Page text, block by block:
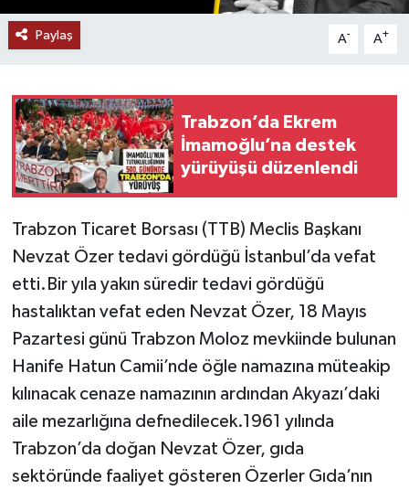
Paylaş A- A+
Trabzon’da Ekrem
İmamoğlu’na destek
yürüyüşü düzenlendi
Trabzon Ticaret Borsası (TTB) Meclis Başkanı
Nevzat Özer tedavi gördüğü İstanbul’da vefat
etti.Bir yıla yakın süredir tedavi gördüğü
hastalıktan vefat eden Nevzat Özer, 18 Mayıs
Pazartesi günü Trabzon Moloz mevkiinde bulunan
Hanife Hatun Camii’nde öğle namazına müteakip
kılınacak cenaze namazının ardından Akyazı’daki
aile mezarlığına defnedilecek.1961 yılında
Trabzon’da doğan Nevzat Özer, gıda
sektöründe faaliyet gösteren Özerler Gıda’nın